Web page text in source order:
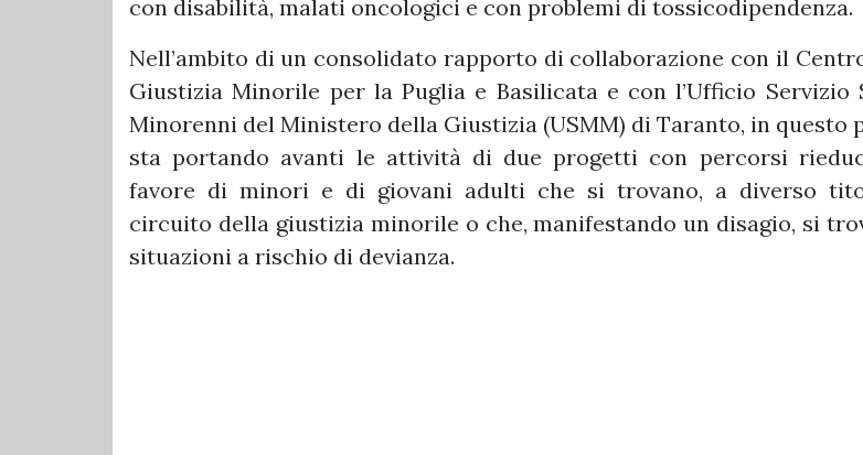
con disabilità, malati oncologici e con problemi di tossicodipendenza.
Nell’ambito di un consolidato rapporto di collaborazione con il
Giustizia Minorile per la Puglia e Basilicata e con l’Ufficio Servizio
Minorenni del Ministero della Giustizia (USMM) di Taranto, in questo
sta portando avanti le attività di due progetti con percorsi
favore di minori e di giovani adulti che si trovano, a diverso
circuito della giustizia minorile o che, manifestando un disagio, si
situazioni a rischio di devianza.